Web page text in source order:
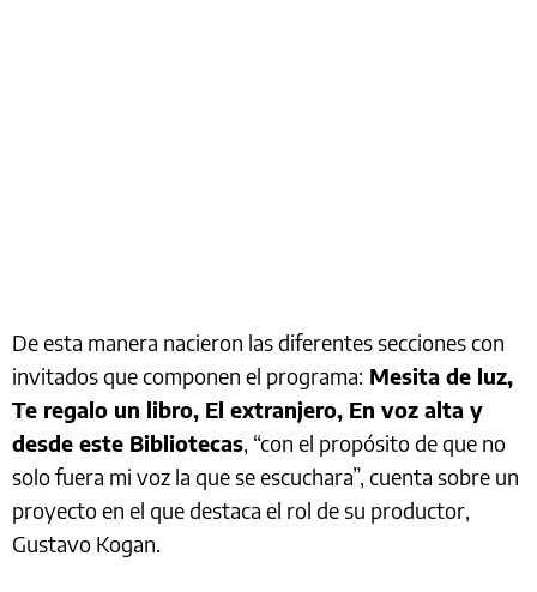
De esta manera nacieron las diferentes secciones con
invitados que componen el programa: Mesita de luz,
Te regalo un libro, El extranjero, En voz alta y
desde este Bibliotecas, “con el propósito de que no
solo fuera mi voz la que se escuchara”, cuenta sobre un
proyecto en el que destaca el rol de su productor,
Gustavo Kogan.